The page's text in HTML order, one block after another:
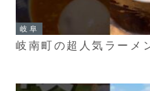
岐阜
岐南町の超人気ラーメ